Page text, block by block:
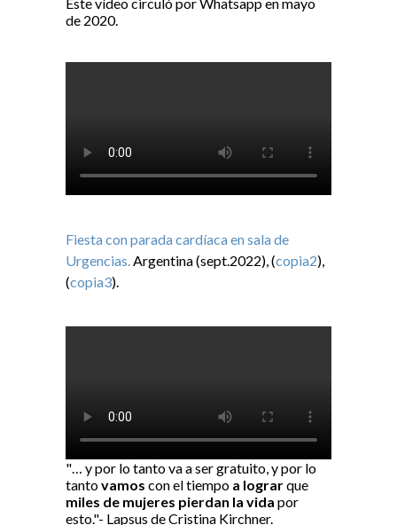
de 2020.
Fiesta con parada cardíaca en sala de
Urgencias.Argentina (sept.2022), (copia2),
(copia3).
"… y por lo tanto va a ser gratuito, y por lo
tantovamos con el tiempo a lograrque
miles de mujeres pierdan la vida por
esto."- Lapsus de Cristina Kirchner.